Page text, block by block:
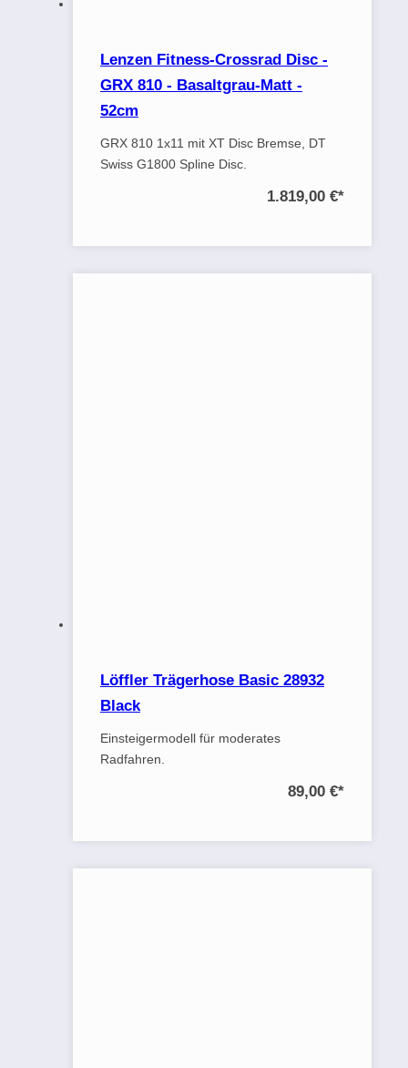
Lenzen Fitness-Crossrad Disc -
GRX 810 - Basaltgrau-Matt -
52cm
GRX 810 1x11 mit XT Disc Bremse, DT
Swiss G1800 Spline Disc.
1.819,00 €*
Löffler Trägerhose Basic 28932
Black
Einsteigermodell für moderates
Radfahren.
89,00 €*